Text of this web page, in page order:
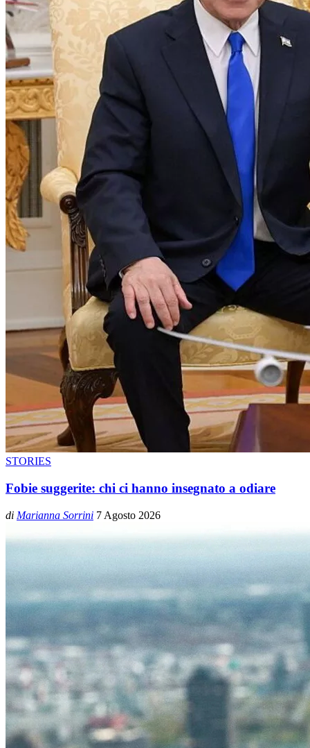
STORIES
Fobie suggerite: chi ci hanno insegnato a odiare
di Marianna Sorrini 7 Agosto 2026